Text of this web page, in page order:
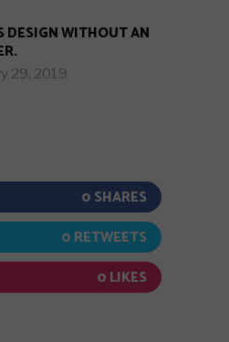
DESIGN WITHOUT AN
29, 2019
0
0
0